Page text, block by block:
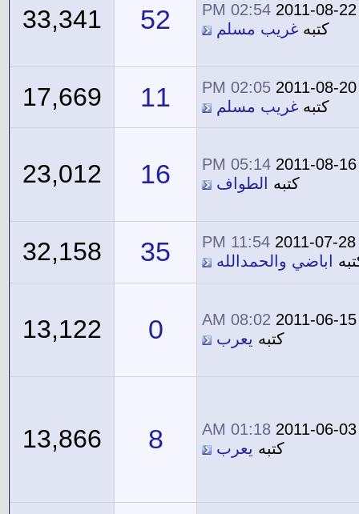
2011-08-22
02:54 PM
كتبه غريب مسلم 52
33,341
2011-08-20
02:05 PM
كتبه غريب مسلم 11
17,669
2011-08-16
05:14 PM
كتبه
الطواف 16
23,012
2011-07-28
11:54 PM
اباضي والحمدالله 35
32,158
2011-06-15
08:02 AM
كتبه يعرب 0
13,122
2011-06-03
01:18 AM
كتبه يعرب 8
13,866